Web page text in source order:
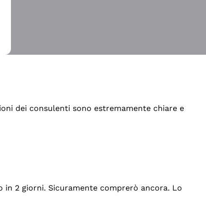
dei consulenti sono estremamente chiare e
2 giorni. Sicuramente comprerò ancora. Lo